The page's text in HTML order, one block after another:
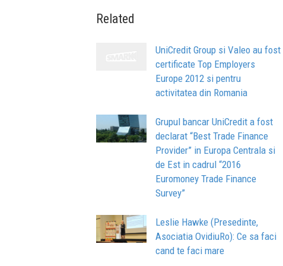
Related
UniCredit Group si Valeo au fost
certificate Top Employers
Europe 2012 si pentru
activitatea din Romania
Grupul bancar UniCredit a fost
declarat “Best Trade Finance
Provider” in Europa Centrala si
de Est in cadrul “2016
Euromoney Trade Finance
Survey”
Leslie Hawke (Presedinte,
Asociatia OvidiuRo): Ce sa faci
cand te faci mare